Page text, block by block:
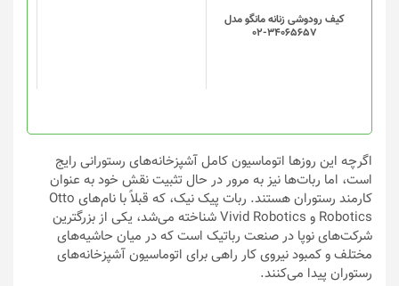
کیف رودوشی زنانه مانگو مدل
34065657-02
اگرچه این روز‌ها اتوماسیون کامل آشپزخانه‌های رستورانی رایج
است، اما ربات‌ها نیز به مرور در حال تثبیت نقش خود به عنوان
کارمند رستوران هستند. ربات پیک نیک، که قبلاً با نام‌های Otto
Robotics و Vivid Robotics شناخته می‌شد، یکی از بزرگترین
شرکت‌های نوپا در صنعت رباتیک است که در میان حاشیه‌های
مختلف و کمبود نیروی کار راهی برای اتوماسیون آشپزخانه‌های
رستوران پیدا می‌کنند.